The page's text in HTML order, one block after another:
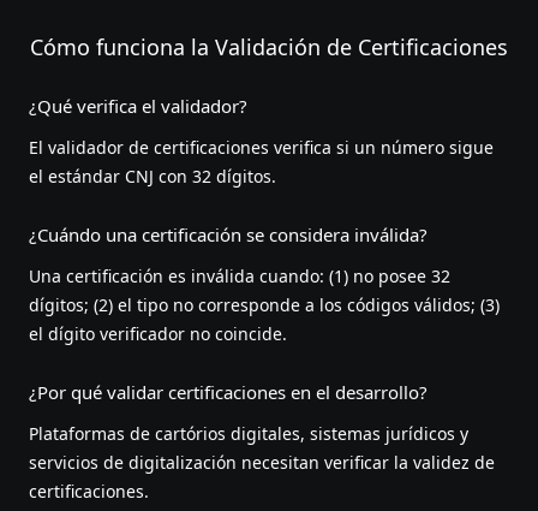
Cómo funciona la Validación de Certificaciones
¿Qué verifica el validador?
El validador de certificaciones verifica si un número sigue
el estándar CNJ con 32 dígitos.
¿Cuándo una certificación se considera inválida?
Una certificación es inválida cuando: (1) no posee 32
dígitos; (2) el tipo no corresponde a los códigos válidos; (3)
el dígito verificador no coincide.
¿Por qué validar certificaciones en el desarrollo?
Plataformas de cartórios digitales, sistemas jurídicos y
servicios de digitalización necesitan verificar la validez de
certificaciones.